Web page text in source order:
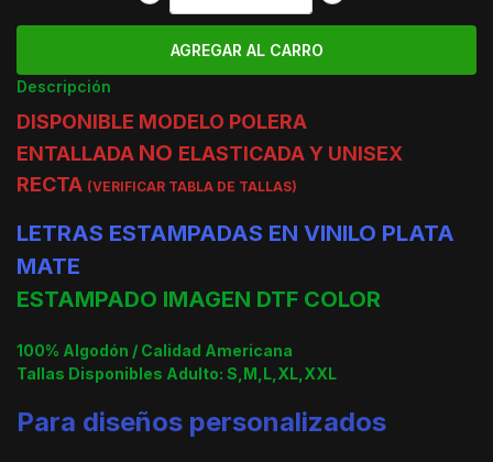
Descripción
DISPONIBLE MODELO POLERA
ENTALLADA NO ELASTICADA Y UNISEX
RECTA (VERIFICAR TABLA DE TALLAS)
LETRAS ESTAMPADAS EN VINILO PLATA
MATE
ESTAMPADO IMAGEN DTF COLOR
100% Algodón / Calidad Americana
Tallas Disponibles Adulto: S,M,L,XL,XXL
Para diseños personalizados